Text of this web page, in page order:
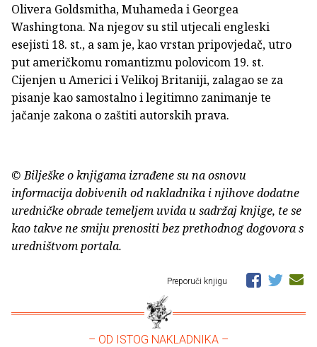
Olivera Goldsmitha, Muhameda i Georgea
Washingtona. Na njegov su stil utjecali engleski
esejisti 18. st., a sam je, kao vrstan pripovjedač, utro
put američkomu romantizmu polovicom 19. st.
Cijenjen u Americi i Velikoj Britaniji, zalagao se za
pisanje kao samostalno i legitimno zanimanje te
jačanje zakona o zaštiti autorskih prava.
© Bilješke o knjigama izrađene su na osnovu
informacija dobivenih od nakladnika i njihove dodatne
uredničke obrade temeljem uvida u sadržaj knjige, te se
kao takve ne smiju prenositi bez prethodnog dogovora s
uredništvom portala.
Preporuči knjigu
– OD ISTOG NAKLADNIKA –